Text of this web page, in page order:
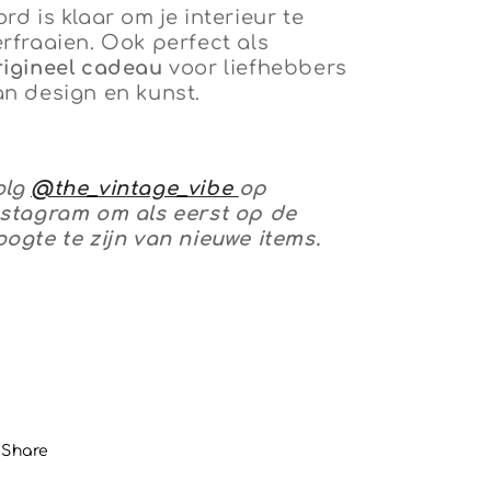
is klaar om je interieur te
Ook perfect als
cadeau voor liefhebbers
design en kunst.
@the_vintage_vibe op
om als eerst op de
te zijn van nieuwe items.
Share